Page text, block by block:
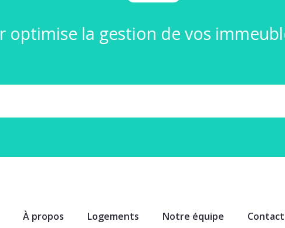
optimise la gestion de vos
À propos Logements Notre équipe Contact